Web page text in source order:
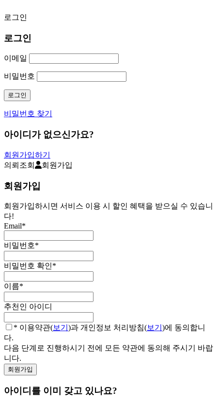
로그인
로그인
이메일
비밀번호
비밀번호 찾기
아이디가 없으신가요?
회원가입하기
의뢰조회
회원가입
회원가입
회원가입하시면 서비스 이용 시 할인 혜택을 받으실 수 있습니
다!
Email*
비밀번호*
비밀번호 확인*
이름*
추천인 아이디
* 이용약관(보기 )과 개인정보 처리방침(보기 )에 동의합니
다.
다음 단계로 진행하시기 전에 모든 약관에 동의해 주시기 바랍
니다.
아이디를 이미 갖고 있나요?